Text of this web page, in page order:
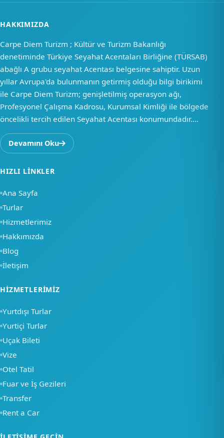
HAKKIMIZDA
Carpe Diem Turizm ; Kültür ve Turizm Bakanlığı
denetiminde Türkiye Seyahat Acentaları Birliğine (TÜRSAB)
abağlı A grubu seyahat Acentası belgesine sahiptir. Uzun
yıllar Avrupa'da bulunmanın getirmiş olduğu bilgi birikimi
ile Carpe Diem Turizm; genişletilmiş operasyon ağı,
Profesyonel Çalışma Kadrosu, Kurumsal Kimliği ile bölgede
öncelikli tercih edilen Seyahat Acentası konumundadır....
Devamını Oku
HIZLI LINKLER
Ana Sayfa
Turlar
Hizmetlerimiz
Hakkımızda
Blog
İletişim
HIZMETLERIMIZ
Yurtdışı Turlar
Yurtiçi Turlar
Uçak Bileti
Vize
Otel Tatil
Fuar ve İş Gezileri
Transfer
Rent a Car
Merhaba, nasıl
yardımcı olabiliriz?